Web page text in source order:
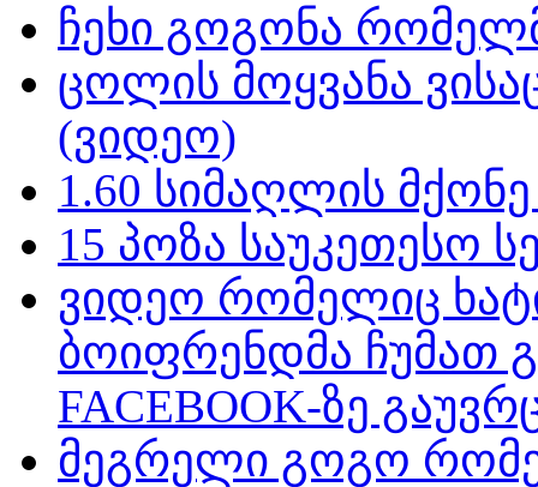
ჩეხი გოგონა
ცოლის მოყვანა
(ვიდეო)
1.60 სიმაღლის
15 პოზა საუკეთესო
ვიდეო რომელიც
ბოიფრენდმა ჩუმათ
FACEBOOK-ზე
მეგრელი გოგო